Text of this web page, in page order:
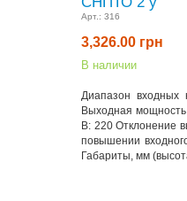
Арт.: 316
3,326.00 грн
В наличии
Диапазон входных
Выходная
В: 220 Отклонение
повышении
Габариты, мм